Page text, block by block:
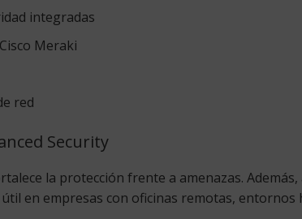
integradas
Meraki
red
Security
la protección frente a amenazas.
en empresas con oficinas remotas,